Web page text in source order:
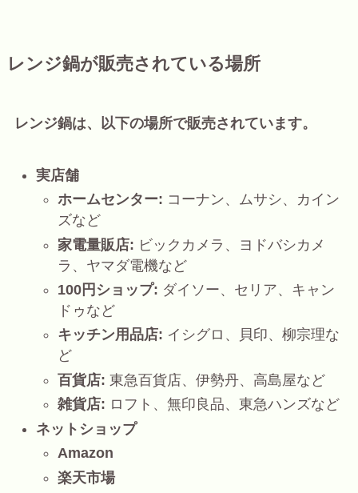
レンジ鍋が販売されている場所
レンジ鍋は、以下の場所で販売されています。
実店舗
ホームセンター: コーナン、ムサシ、カイン
ズなど
家電量販店: ビックカメラ、ヨドバシカメ
ラ、ヤマダ電機など
100円ショップ: ダイソー、セリア、キャン
ドゥなど
キッチン用品店: イシグロ、貝印、柳宗理な
ど
百貨店: 東急百貨店、伊勢丹、高島屋など
雑貨店: ロフト、無印良品、東急ハンズなど
ネットショップ
Amazon
楽天市場